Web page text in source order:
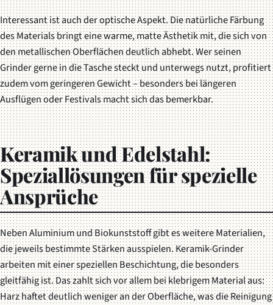
Interessant ist auch der optische Aspekt. Die natürliche Färbung
des Materials bringt eine warme, matte Ästhetik mit, die sich von
den metallischen Oberflächen deutlich abhebt. Wer seinen
Grinder gerne in die Tasche steckt und unterwegs nutzt, profitiert
zudem vom geringeren Gewicht – besonders bei längeren
Ausflügen oder Festivals macht sich das bemerkbar.
Keramik und Edelstahl:
Speziallösungen für spezielle
Ansprüche
Neben Aluminium und Biokunststoff gibt es weitere Materialien,
die jeweils bestimmte Stärken ausspielen. Keramik-Grinder
arbeiten mit einer speziellen Beschichtung, die besonders
gleitfähig ist. Das zahlt sich vor allem bei klebrigem Material aus:
Harz haftet deutlich weniger an der Oberfläche, was die Reinigung